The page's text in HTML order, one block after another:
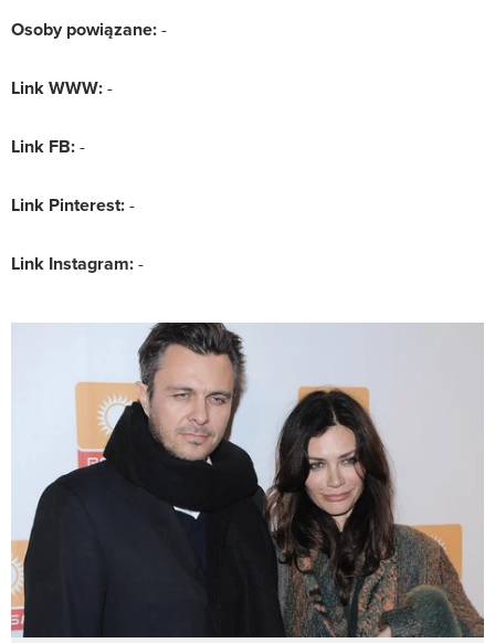
Osoby powiązane:-
Link WWW:-
Link FB:-
Link Pinterest:-
Link Instagram:-